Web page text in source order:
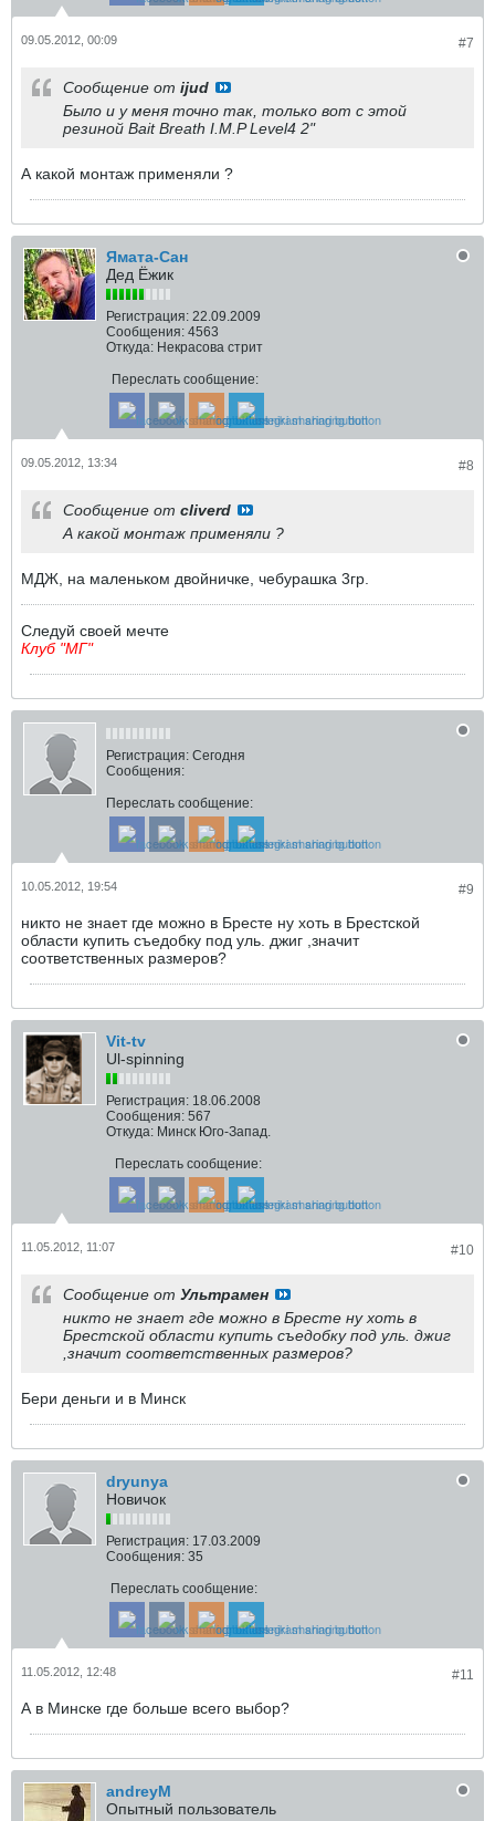
#7
09.05.2012, 00:09
Сообщение от ijud
Было и у меня точно так, только вот с этой
резиной Bait Breath I.M.P Level4 2"
А какой монтаж применяли ?
Ямата-Сан
Дед Ёжик
Регистрация: 22.09.2009
Сообщения: 4563
Откуда: Некрасова стрит
Переслать сообщение:
#8
09.05.2012, 13:34
Сообщение от cliverd
А какой монтаж применяли ?
МДЖ, на маленьком двойничке, чебурашка 3гр.
Следуй своей мечте
Клуб "МГ"
Регистрация: Сегодня
Сообщения:
Переслать сообщение:
#9
10.05.2012, 19:54
никто не знает где можно в Бресте ну хоть в Брестской
области купить съедобку под уль. джиг ,значит
соответственных размеров?
Vit-tv
Ul-spinning
Регистрация: 18.06.2008
Сообщения: 567
Откуда: Минск Юго-Запад.
Переслать сообщение:
#10
11.05.2012, 11:07
Сообщение от Ультрамен
никто не знает где можно в Бресте ну хоть в
Брестской области купить съедобку под уль. джиг
,значит соответственных размеров?
Бери деньги и в Минск
dryunya
Новичок
Регистрация: 17.03.2009
Сообщения: 35
Переслать сообщение:
#11
11.05.2012, 12:48
А в Минске где больше всего выбор?
andreyM
Опытный пользователь